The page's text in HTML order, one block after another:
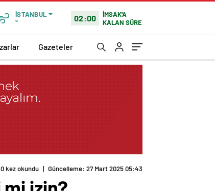
İSTANBUL
°
02:00
İMSAK'A
KALAN SÜRE
Gazeteler
kez okundu | Güncelleme: 27 Mart 2025 05:43